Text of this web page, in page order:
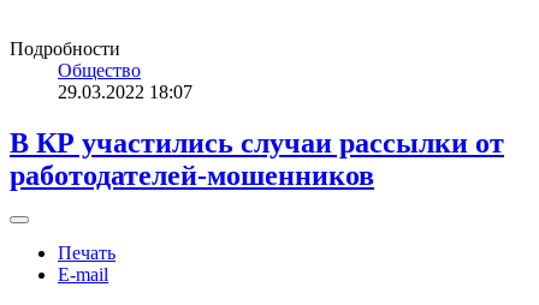
Подробности
Общество
29.03.2022 18:07
В КР участились случаи рассылки от
работодателей-мошенников
Печать
E-mail